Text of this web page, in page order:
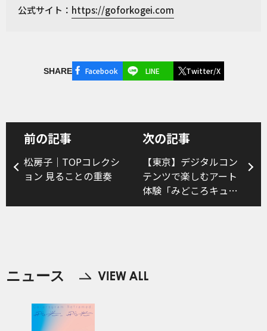
公式サイト： https://goforkogei.com
SHARE Facebook LINE Twitter/X
前の記事
松房子｜TOPコレクシ
ョン 見ることの重奏
次の記事
【東京】デジタルコン
テンツで楽しむアート
体験「みどころキュー
ブ🄬ワークショッ
ニュース